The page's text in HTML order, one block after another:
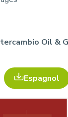
Oil &
Espagnol